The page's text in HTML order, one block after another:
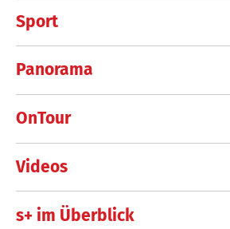
Sport
Panorama
OnTour
Videos
s+ im Überblick